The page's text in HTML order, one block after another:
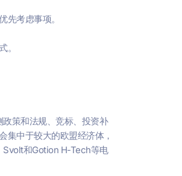
考虑事项。
。
策和法规、竞标、投资补
集中于较大的欧盟经济体，
Svolt和Gotion H-Tech等电